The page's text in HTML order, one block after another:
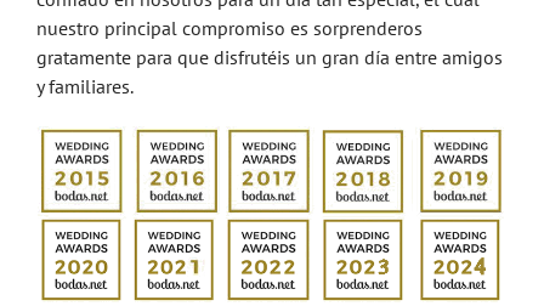
nuestro principal compromiso es sorprenderos
gratamente para que disfrutéis un gran día entre amigos
y familiares.